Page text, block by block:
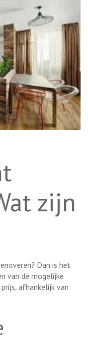
zijn
Dan is het
van de mogelijke
afhankelijk van